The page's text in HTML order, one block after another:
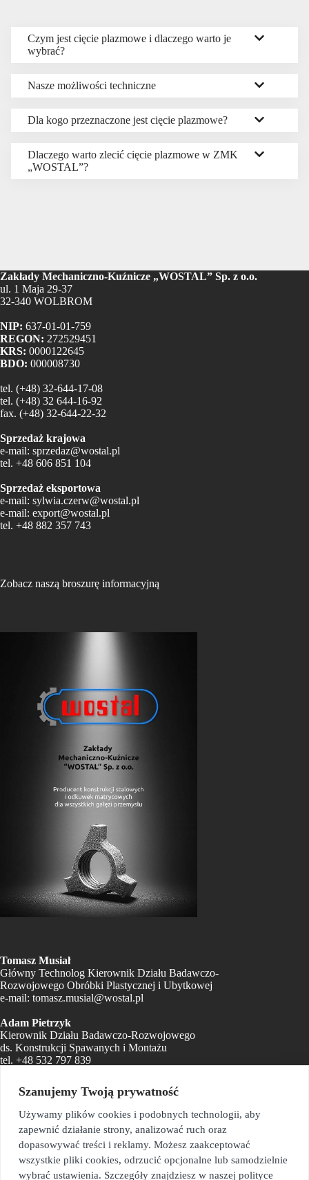
Czym jest cięcie plazmowe i dlaczego warto je
wybrać?
Nasze możliwości techniczne
Dla kogo przeznaczone jest cięcie plazmowe?
Dlaczego warto zlecić cięcie plazmowe w ZMK
„WOSTAL”?
Zakłady Mechaniczno-Kuźnicze „WOSTAL” Sp. z o.o.
ul. 1 Maja 29-37
32-340 WOLBROM
NIP: 637-01-01-759
REGON: 272529451
KRS: 0000122645
BDO: 000008730
tel. (+48) 32-644-17-08
tel. (+48) 32 644-16-92
fax. (+48) 32-644-22-32
Sprzedaż krajowa
e-mail: sprzedaz@wostal.pl
tel. +48 606 851 104
Sprzedaż eksportowa
e-mail: sylwia.czerw@wostal.pl
e-mail: export@wostal.pl
tel. +48 882 357 743
Zobacz naszą broszurę informacyjną
Tomasz Musiał
Główny Technolog Kierownik Działu Badawczo-
Rozwojowego Obróbki Plastycznej i Ubytkowej
e-mail: tomasz.musial@wostal.pl
Adam Pietrzyk
Kierownik Działu Badawczo-Rozwojowego
ds. Konstrukcji Spawanych i Montażu
tel. +48 532 797 839
Sekretariat
e-mail:sekretariat@wostal.pl
Biuro Zarządu i Kadr
e-mail:monika.kyc@wostal.pl
Dział Logistyki Materiałowej
Szanujemy Twoją prywatność
Używamy plików cookies i podobnych technologii, aby
zapewnić działanie strony, analizować ruch oraz
dopasowywać treści i reklamy. Możesz zaakceptować
wszystkie pliki cookies, odrzucić opcjonalne lub samodzielnie
wybrać ustawienia. Szczegóły znajdziesz w naszej polityce